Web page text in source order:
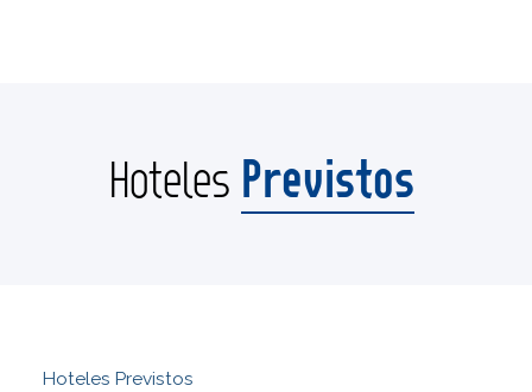
Hoteles Previstos
Hoteles Previstos